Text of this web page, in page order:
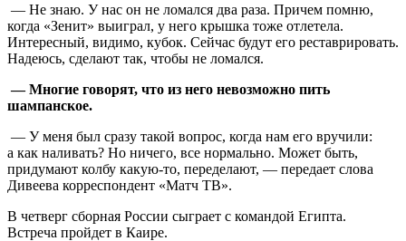
— Не знаю. У нас он не ломался два раза. Причем помню,
когда «Зенит» выиграл, у него крышка тоже отлетела.
Интересный, видимо, кубок. Сейчас будут его реставрировать.
Надеюсь, сделают так, чтобы не ломался.
— Многие говорят, что из него невозможно пить
шампанское.
— У меня был сразу такой вопрос, когда нам его вручили:
а как наливать? Но ничего, все нормально. Может быть,
придумают колбу какую-то, переделают, — передает слова
Дивеева корреспондент «Матч ТВ».
В четверг сборная России сыграет с командой Египта.
Встреча пройдет в Каире.